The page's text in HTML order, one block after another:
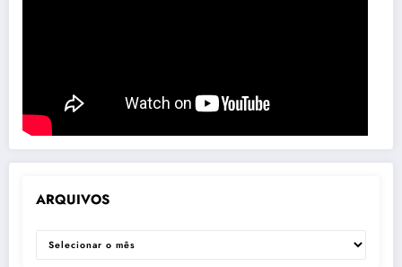
ARQUIVOS
ARQUIVOS